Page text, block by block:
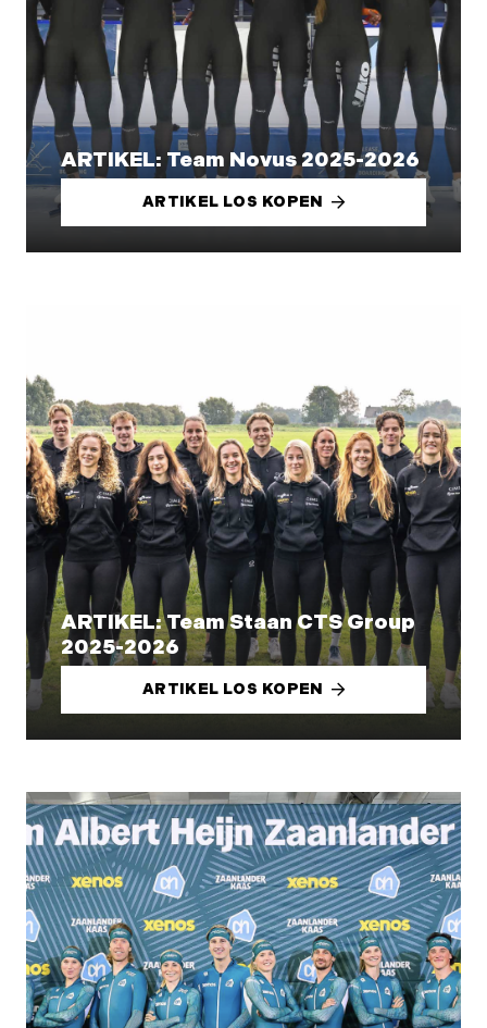
ARTIKEL: Team Novus 2025-2026
ARTIKEL LOS KOPEN
ARTIKEL: Team Staan CTS Group
2025-2026
ARTIKEL LOS KOPEN